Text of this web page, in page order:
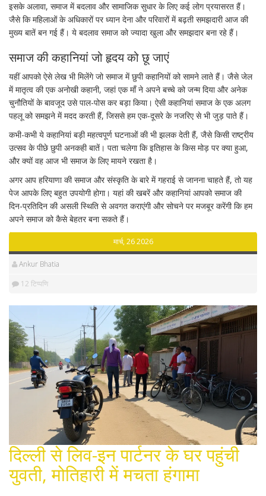
इसके अलावा, समाज में बदलाव और सामाजिक सुधार के लिए कई लोग प्रयासरत हैं।
जैसे कि महिलाओं के अधिकारों पर ध्यान देना और परिवारों में बढ़ती समझदारी आज की
मुख्य बातें बन गई हैं। ये बदलाव समाज को ज्यादा खुला और समझदार बना रहे हैं।
समाज की कहानियां जो हृदय को छू जाएं
यहीं आपको ऐसे लेख भी मिलेंगे जो समाज में छुपी कहानियों को सामने लाते हैं। जैसे जेल
में मातृत्व की एक अनोखी कहानी, जहां एक माँ ने अपने बच्चे को जन्म दिया और अनेक
चुनौतियों के बावजूद उसे पाल-पोस कर बड़ा किया। ऐसी कहानियां समाज के एक अलग
पहलू को समझने में मदद करती हैं, जिससे हम एक-दूसरे के नजरिए से भी जुड़ पाते हैं।
कभी-कभी ये कहानियां बड़ी महत्वपूर्ण घटनाओं की भी झलक देती हैं, जैसे किसी राष्ट्रीय
उत्सव के पीछे छुपी अनकही बातें। पता चलेगा कि इतिहास के किस मोड़ पर क्या हुआ,
और क्यों वह आज भी समाज के लिए मायने रखता है।
अगर आप हरियाणा की समाज और संस्कृति के बारे में गहराई से जानना चाहते हैं, तो यह
पेज आपके लिए बहुत उपयोगी होगा। यहां की खबरें और कहानियां आपको समाज की
दिन-प्रतिदिन की असली स्थिति से अवगत कराएंगी और सोचने पर मजबूर करेंगी कि हम
अपने समाज को कैसे बेहतर बना सकते हैं।
मार्च, 26 2026
Ankur Bhatia
12 टिप्पणि
दिल्ली से लिव-इन पार्टनर के घर पहुंची
युवती, मोतिहारी में मचता हंगामा